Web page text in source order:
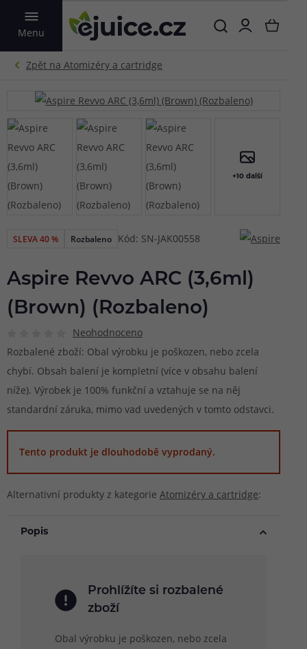
Menu
VYHLEDAT
+10 další
SLEVA 40 % Rozbaleno Kód: SN-JAK00558
Aspire Revvo ARC (3,6ml)
(Brown) (Rozbaleno)
Neohodnoceno
Rozbalené zboží: Obal výrobku je poškozen, nebo zcela
chybí. Obsah balení je kompletní (více v obsahu balení
níže). Výrobek je 100% funkční a vztahuje se na něj
standardní záruka, mimo vad uvedených v tomto odstavci.
Tento produkt je dlouhodobě vyprodaný.
Alternativní produkty z kategorie Atomizéry a cartridge:
Popis
Prohlížíte si rozbalené
zboží
Obal výrobku je poškozen, nebo zcela